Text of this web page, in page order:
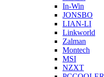
In-Win
JONSBO
LIAN-LI
Linkworld
Zalman
Montech
MSI
NZXT